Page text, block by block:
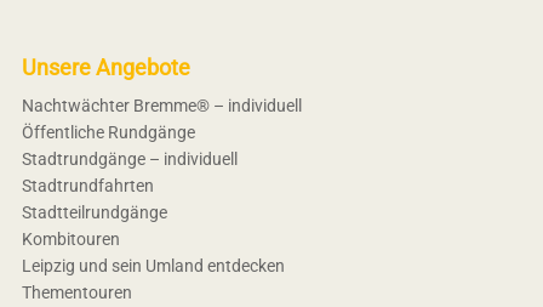
Unsere Angebote
Nachtwächter Bremme® – individuell
Öffentliche Rundgänge
Stadtrundgänge – individuell
Stadtrundfahrten
Stadtteilrundgänge
Kombitouren
Leipzig und sein Umland entdecken
Thementouren